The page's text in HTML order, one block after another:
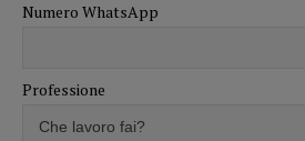
Numero WhatsApp
Professione